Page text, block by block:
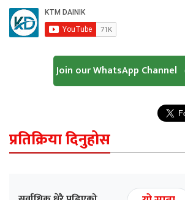
Join our WhatsApp Channel
प्रतिक्रिया दिनुहोस